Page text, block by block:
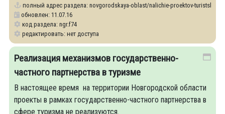
полный адрес раздела: novgorodskaya-oblast/nalichie-proektov-turistsko-
обновлен: 11.07.16
код раздела: ngr.f74
редактировать: нет доступа
Реализация механизмов государственно-
частного партнерства в туризме
В настоящее время на территории Новгородской области
проекты в рамках государственно-частного партнерства в
сфере туризма не реализуются.